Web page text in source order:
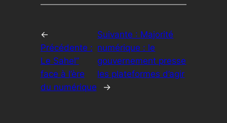
←
Précédente :
Le Sahel’’
face à l’ère
du numérique
Suivante : Majorité
numérique : le
gouvernement presse
les plateformes d’agir
→